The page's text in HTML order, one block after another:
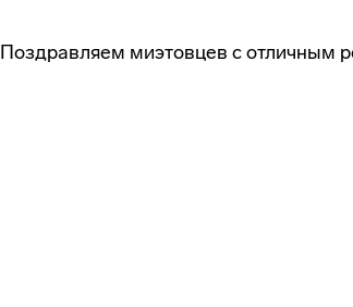
Поздравляем миэтовцев с отличным